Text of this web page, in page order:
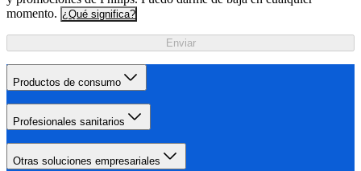
momento. ¿Qué significa?
Enviar
Productos de consumo
Profesionales sanitarios
Otras soluciones empresariales